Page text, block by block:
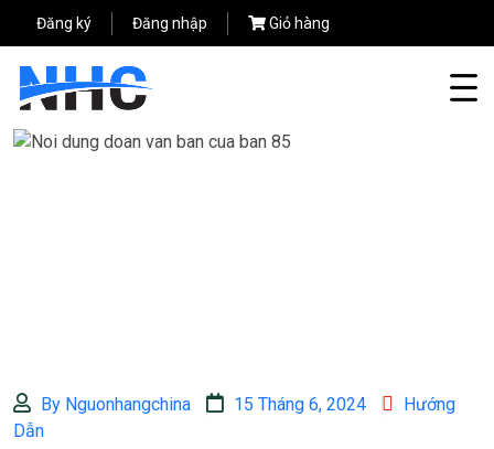
Đăng ký Đăng nhập Giỏ hàng
By Nguonhangchina 15 Tháng 6, 2024
Hướng
Dẫn